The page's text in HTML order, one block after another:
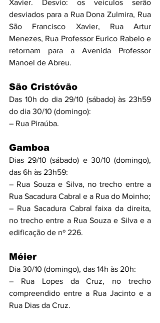
Xavier. Desvio: os veículos serão
desviados para a Rua Dona Zulmira, Rua
São Francisco Xavier, Rua Artur
Menezes, Rua Professor Eurico Rabelo e
retornam para a Avenida Professor
Manoel de Abreu.
São Cristóvão
Das 10h do dia 29/10 (sábado) às 23h59
do dia 30/10 (domingo):
– Rua Piraúba.
Gamboa
Dias 29/10 (sábado) e 30/10 (domingo),
das 6h às 23h59:
– Rua Souza e Silva, no trecho entre a
Rua Sacadura Cabral e a Rua do Moinho;
– Rua Sacadura Cabral faixa da direita,
no trecho entre a Rua Souza e Silva e a
edificação de nº 226.
Méier
Dia 30/10 (domingo), das 14h às 20h:
– Rua Lopes da Cruz, no trecho
compreendido entre a Rua Jacinto e a
Rua Dias da Cruz.